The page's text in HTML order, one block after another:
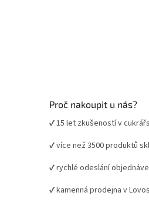
Proč nakoupit u nás?
✔ 15 let zkušeností v
✔ více než 3500 produktů
✔ rychlé odeslání
✔ kamenná prodejna v